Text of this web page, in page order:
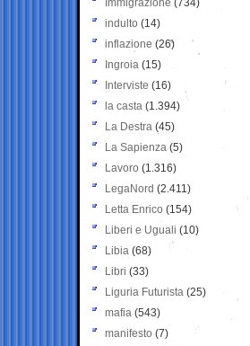
Immigrazione (734)
indulto (14)
inflazione (26)
Ingroia (15)
Interviste (16)
la casta (1.394)
La Destra (45)
La Sapienza (5)
Lavoro (1.316)
LegaNord (2.411)
Letta Enrico (154)
Liberi e Uguali (10)
Libia (68)
Libri (33)
Liguria Futurista (25)
mafia (543)
manifesto (7)